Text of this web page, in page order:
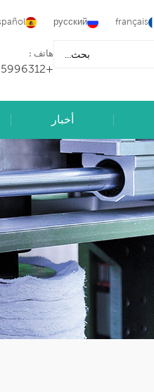
français
русский
هاتف :
+86-15905996312
أخبار